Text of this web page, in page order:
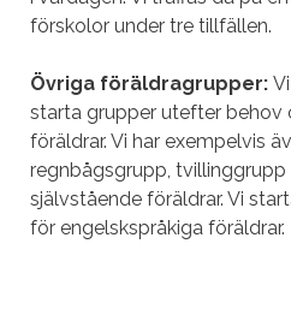
förskolor under tre tillfällen.
Övriga föräldragrupper:
starta grupper utefter behov
föräldrar. Vi har exempelvis
regnbågsgrupp,
självstående föräldrar. Vi
för engelskspråkiga föräldrar.